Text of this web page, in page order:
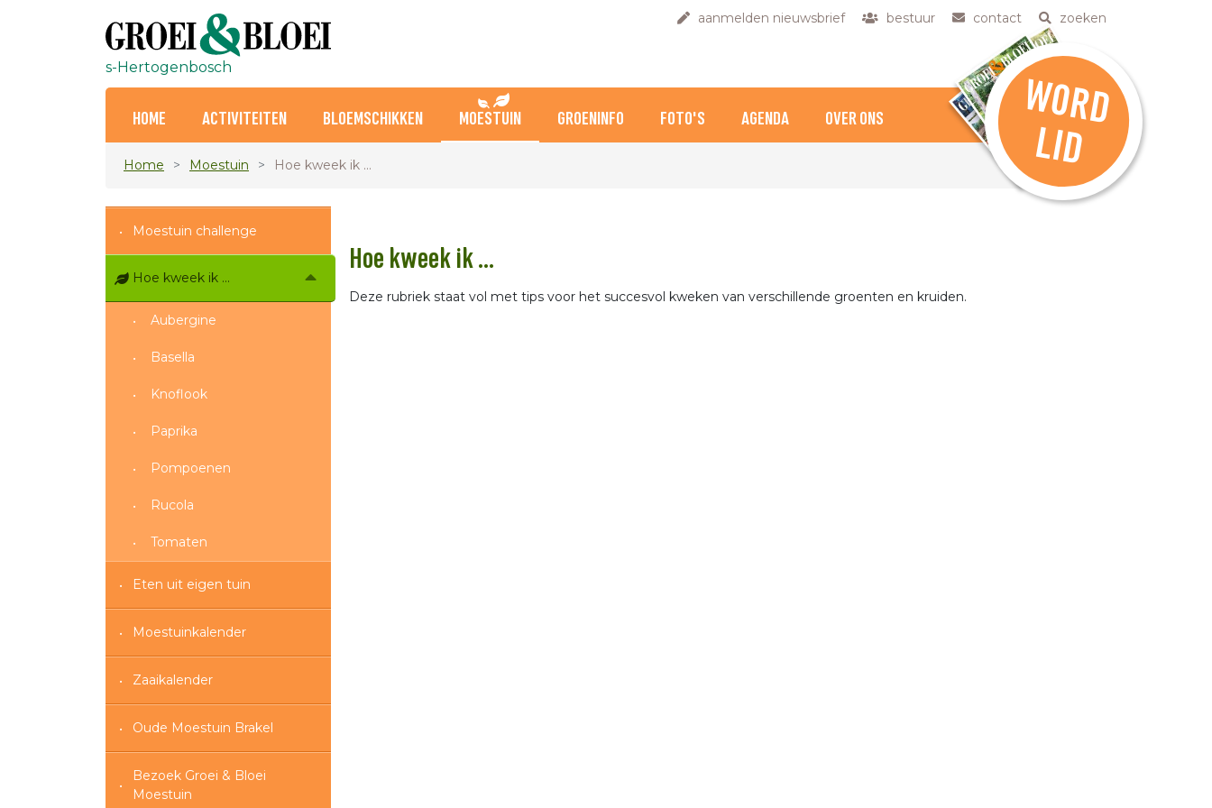
aanmelden nieuwsbrief bestuur contact zoeken
s-Hertogenbosch
HOME ACTIVITEITEN BLOEMSCHIKKEN MOESTUIN GROENINFO FOTO'S AGENDA OVER ONS W
O
R
D
L
ID
Home Moestuin Hoe kweek ik ...
Moestuin challenge
Hoe kweek ik ...
Aubergine
Basella
Knoflook
Paprika
Pompoenen
Rucola
Tomaten
Eten uit eigen tuin
Moestuinkalender
Zaaikalender
Oude Moestuin Brakel
Bezoek Groei & Bloei
Moestuin
Hoe kweek ik ...
Deze rubriek staat vol met tips voor het succesvol kweken van verschillende groenten en kruiden.